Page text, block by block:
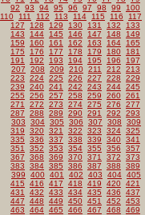
92
93 94 95 96 97 98 99
100
110
111 112 113 114 115 116
117
127
128 129 130 131 132
133
143
144 145 146 147 148
149
159
160 161 162 163 164
165
175
176 177 178 179 180
181
191
192 193 194 195 196
197
207
208 209 210 211 212
213
223
224 225 226 227 228
229
239
240 241 242 243 244 245
255
256 257 258 259 260 261
271
272 273 274 275 276
277
287
288 289 290 291 292
293
303
304 305 306 307 308
309
319
320 321 322 323 324 325
335
336 337 338 339 340 341
351
352 353 354 355 356
357
367
368 369 370 371 372
373
383
384 385 386 387 388
389
399
400 401 402 403 404 405
415
416 417 418 419 420 421
431
432 433 434 435 436
437
447
448 449 450 451 452
453
463
464 465 466 467 468 469